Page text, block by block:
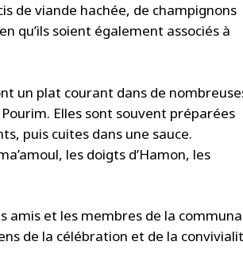
de viande hachée, de champignons
qu’ils soient également associés à
un plat courant dans de
Elles sont souvent préparées
puis cuites dans une sauce.
les doigts d’Hamon, les
amis et les membres de la
de la célébration et de la